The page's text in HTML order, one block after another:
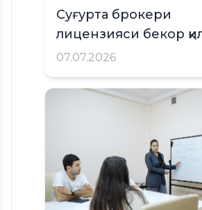
Суғурта брокери
лицензияси бекор
07.07.2026